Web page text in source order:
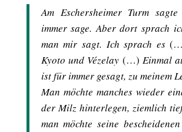
Am Eschersheimer Turm
immer sage. Aber dort sprach
man mir sagt. Ich sprach es
Kyoto und Vézelay (…) Einmal
ist für immer gesagt, zu meinem
Man möchte manches wieder
der Milz hinterlegen, ziemlich
man möchte seine